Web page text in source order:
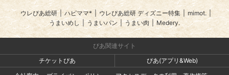
ウレぴあ総研 | ハピママ* ウレぴあ総研 ディズニー特集 mimot. |
うまいめし | うまいパン | うまい肉 | Medery.
ぴあ関連サイト
チケットぴあ
ぴあ(アプリ&Web)